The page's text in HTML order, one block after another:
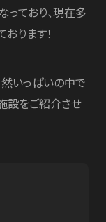
ており、現在多
ります！
いっぱいの中で
設をご紹介させ